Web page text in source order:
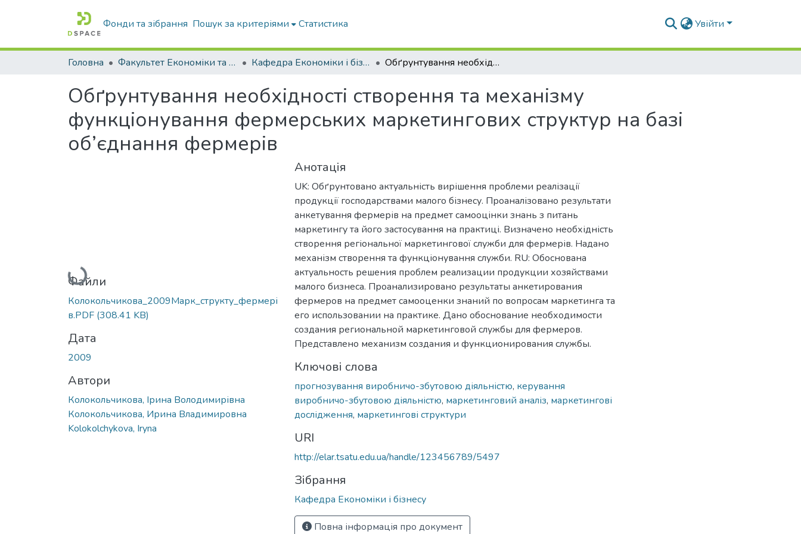
Фонди та зібрання Пошук за критеріями Статистика Увійти
Головна Факультет Економіки та бізнесу Кафедра Економіки і бізнесу Обґрунтування необхідності створення та механізму функціонування фермерських маркетингових структур на базі об’єднання фермерів
Обґрунтування необхідності створення та механізму
функціонування фермерських маркетингових структур на базі
об’єднання фермерів
Вантажиться...
Файли
Колокольчикова_2009Марк_структу_фермері
в.PDF (308.41 KB)
Дата
2009
Автори
Колокольчикова, Ірина Володимирівна
Колокольчикова, Ирина Владимировна
Kolokolchykova, Iryna
Анотація
UK: Обґрунтовано актуальність вирішення проблеми реалізації
продукції господарствами малого бізнесу. Проаналізовано результати
анкетування фермерів на предмет самооцінки знань з питань
маркетингу та його застосування на практиці. Визначено необхідність
створення регіональної маркетингової служби для фермерів. Надано
механізм створення та функціонування служби. RU: Обоснована
актуальность решения проблем реализации продукции хозяйствами
малого бизнеса. Проанализировано результаты анкетирования
фермеров на предмет самооценки знаний по вопросам маркетинга та
его использовании на практике. Дано обоснование необходимости
создания региональной маркетинговой службы для фермеров.
Представлено механизм создания и функционирования службы.
Ключові слова
прогнозування виробничо-збутовою діяльністю, керування
виробничо-збутовою діяльністю, маркетинговий аналіз, маркетингові
дослідження, маркетингові структури
URI
http://elar.tsatu.edu.ua/handle/123456789/5497
Зібрання
Кафедра Економіки і бізнесу
Повна інформація про документ